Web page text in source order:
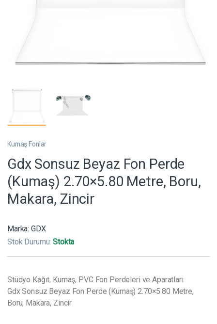
Kumaş Fonlar
Gdx Sonsuz Beyaz Fon Perde
(Kumaş) 2.70×5.80 Metre, Boru,
Makara, Zincir
Marka: GDX
Stok Durumu:Stokta
Stüdyo Kağıt, Kumaş, PVC Fon Perdeleri ve Aparatları
Gdx Sonsuz Beyaz Fon Perde (Kumaş) 2.70×5.80 Metre,
Boru, Makara, Zincir